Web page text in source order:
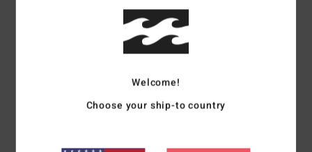
Nylon-Grilamid-Rahmen
Korrosionsbeständige Klappscharniere
Schlagfestes Polycarbonat-Glas
Hergestellt in Italien
Welcome!
Choose your ship-to country